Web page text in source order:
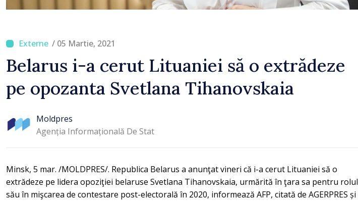
/ 05 Martie, 2021
Belarus i-a cerut Lituaniei să o extrădeze
pe opozanta Svetlana Tihanovskaia
Moldpres
Agenția Informațională De Stat
Minsk, 5 mar. /MOLDPRES/. Republica Belarus a anunţat vineri că i-a cerut Lituaniei să o
extrădeze pe lidera opoziţiei belaruse Svetlana Tihanovskaia, urmărită în ţara sa pentru rolul
său în mişcarea de contestare post-electorală în 2020, informează AFP, citată de AGERPRES și